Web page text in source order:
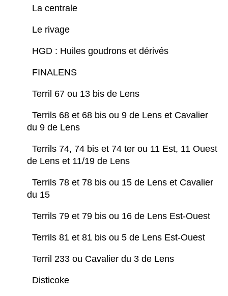
La centrale
Le rivage
HGD : Huiles goudrons et dérivés
FINALENS
Terril 67 ou 13 bis de Lens
Terrils 68 et 68 bis ou 9 de Lens et Cavalier
du 9 de Lens
Terrils 74, 74 bis et 74 ter ou 11 Est, 11 Ouest
de Lens et 11/19 de Lens
Terrils 78 et 78 bis ou 15 de Lens et Cavalier
du 15
Terrils 79 et 79 bis ou 16 de Lens Est-Ouest
Terrils 81 et 81 bis ou 5 de Lens Est-Ouest
Terril 233 ou Cavalier du 3 de Lens
Disticoke